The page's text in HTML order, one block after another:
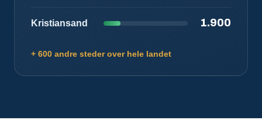
Kristiansand 1.900
+ 600 andre steder over hele landet